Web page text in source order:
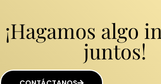
¡Hagamos algo
juntos!